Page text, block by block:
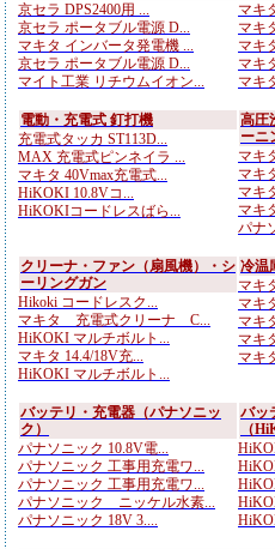
京セラ DPS2400用 ...
京セラ ポータブル電源 D...
マキタ インバータ発電機 ...
京セラ ポータブル電源 D...
マイト工業 リチウムイオン...
マキ
マキ
マキ
マキ
マキ
電動・充電式 釘打機
充電式タッカ ST113D...
MAX 充電式ピンネイラ ...
マキタ 40Vmax充電式...
HiKOKI 10.8Vコ...
HiKOKIコードレスばら...
高圧
ーニ
マキ
マキ
マキ
マキ
パナ
クリーナ・ファン（扇風機）・シ
ーリングガン
Hikoki コードレスク...
マキタ 充電式クリーナ C...
HiKOKI マルチボルト...
マキタ 14.4/18V充...
HiKOKI マルチボルト...
冷温
マキ
マキ
マキ
マキ
マキ
バッテリ・充電器（パナソニッ
ク）
パナソニック 10.8V電...
パナソニック 工事用充電ワ...
パナソニック 工事用充電ワ...
パナソニック ニッケル水素...
パナソニック 18V 3....
バッ
（